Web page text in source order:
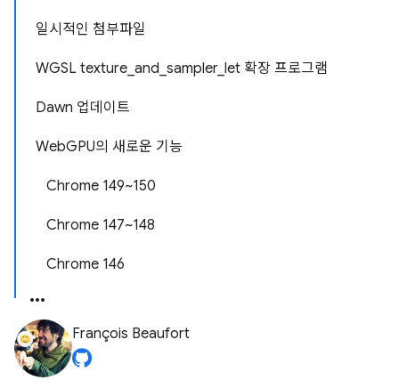
일시적인 첨부파일
WGSL texture_and_sampler_let 확장 프로그램
Dawn 업데이트
WebGPU의 새로운 기능
Chrome 149~150
Chrome 147~148
Chrome 146
François Beaufort